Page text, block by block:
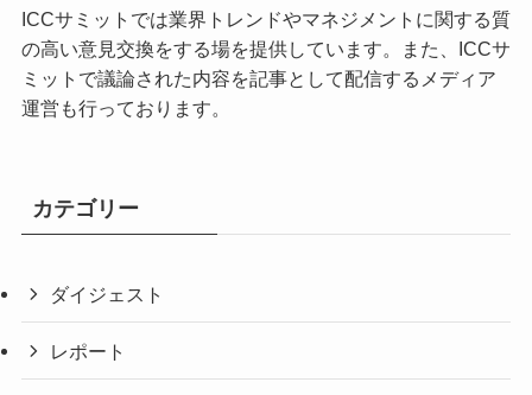
ICCサミットでは業界トレンドやマネジメントに関する質
の高い意見交換をする場を提供しています。また、ICCサ
ミットで議論された内容を記事として配信するメディア
運営も行っております。
カテゴリー
ダイジェスト
レポート